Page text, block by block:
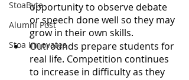
StoaByte
Alumni Post
Stoa Innovates
opportunity to observe debate
or speech done well so they may
grow in their own skills.
Outrounds prepare students for
real life. Competition continues
to increase in difficulty as they